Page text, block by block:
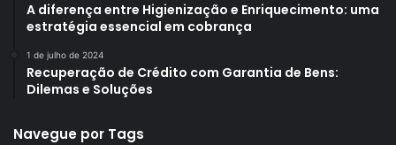
A diferença entre Higienização e Enriquecimento: uma
estratégia essencial em cobrança
1 de julho de 2024
Recuperação de Crédito com Garantia de Bens:
Dilemas e Soluções
Navegue por Tags